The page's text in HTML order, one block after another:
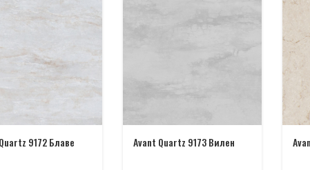
9172 Блаве Avant Quartz 9173 Вилен